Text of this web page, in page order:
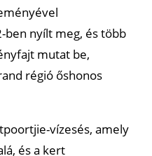
ben nyílt meg, és több
mutat be,
régió őshonos
vízesés, amely
és a kert